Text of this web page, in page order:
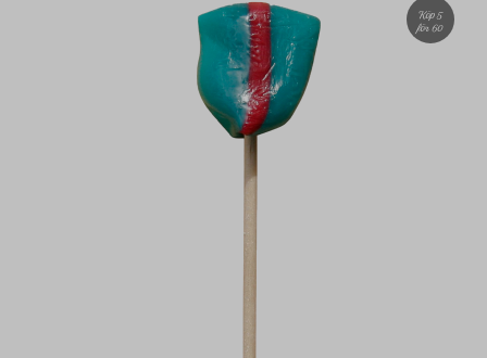
Köp 5
för 60